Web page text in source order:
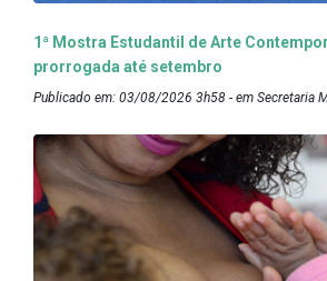
1ª Mostra Estudantil de Arte
prorrogada até setembro
Publicado em: 03/08/2026 3h58 - em Secretaria